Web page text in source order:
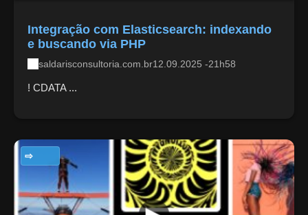
Integração com Elasticsearch: indexando
e buscando via PHP
saldarisconsultoria.com.br12.09.2025 -21h58
! CDATA ...
TECNOLOGIA